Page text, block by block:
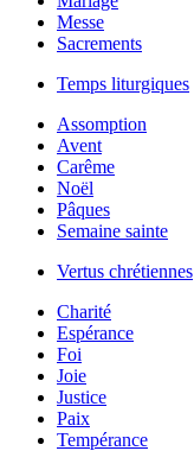
Messe
Sacrements
Temps liturgiques
Assomption
Avent
Carême
Noël
Pâques
Semaine sainte
Vertus chrétiennes
Charité
Espérance
Foi
Joie
Justice
Paix
Tempérance